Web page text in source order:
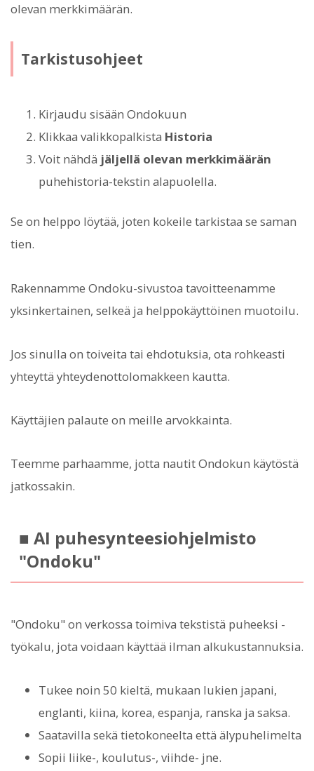
olevan merkkimäärän.
Tarkistusohjeet
Kirjaudu sisään Ondokuun
Klikkaa valikkopalkista Historia
Voit nähdä jäljellä olevan merkkimäärän
puhehistoria-tekstin alapuolella.
Se on helppo löytää, joten kokeile tarkistaa se saman
tien.
Rakennamme Ondoku-sivustoa tavoitteenamme
yksinkertainen, selkeä ja helppokäyttöinen muotoilu.
Jos sinulla on toiveita tai ehdotuksia, ota rohkeasti
yhteyttä yhteydenottolomakkeen kautta.
Käyttäjien palaute on meille arvokkainta.
Teemme parhaamme, jotta nautit Ondokun käytöstä
jatkossakin.
■ AI puhesynteesiohjelmisto
"Ondoku"
"Ondoku" on verkossa toimiva tekstistä puheeksi -
työkalu, jota voidaan käyttää ilman alkukustannuksia.
Tukee noin 50 kieltä, mukaan lukien japani,
englanti, kiina, korea, espanja, ranska ja saksa.
Saatavilla sekä tietokoneelta että älypuhelimelta
Sopii liike-, koulutus-, viihde- jne.